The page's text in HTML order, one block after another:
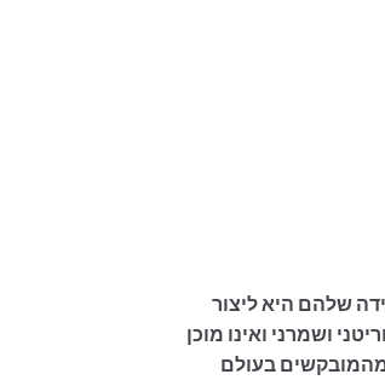
היחידה שלהם היא ליצור
ושמרני ואינו מוכן
מהמובקשים בעולם